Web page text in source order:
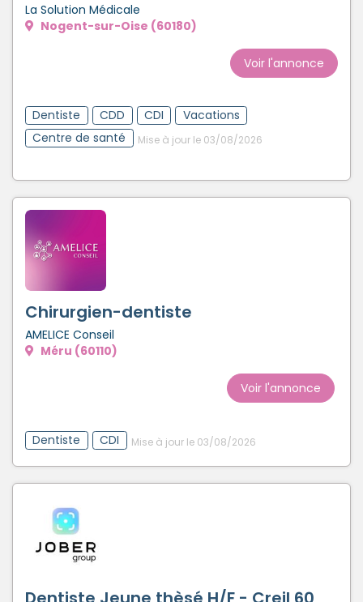
La Solution Médicale
Nogent-sur-Oise (60180)
Voir l'annonce
Dentiste CDD CDI
Vacations
Centre de santé
Mise à jour le 03/08/2026
Chirurgien-dentiste
AMELICE Conseil
Méru (60110)
Voir l'annonce
Dentiste CDI Mise à jour le 03/08/2026